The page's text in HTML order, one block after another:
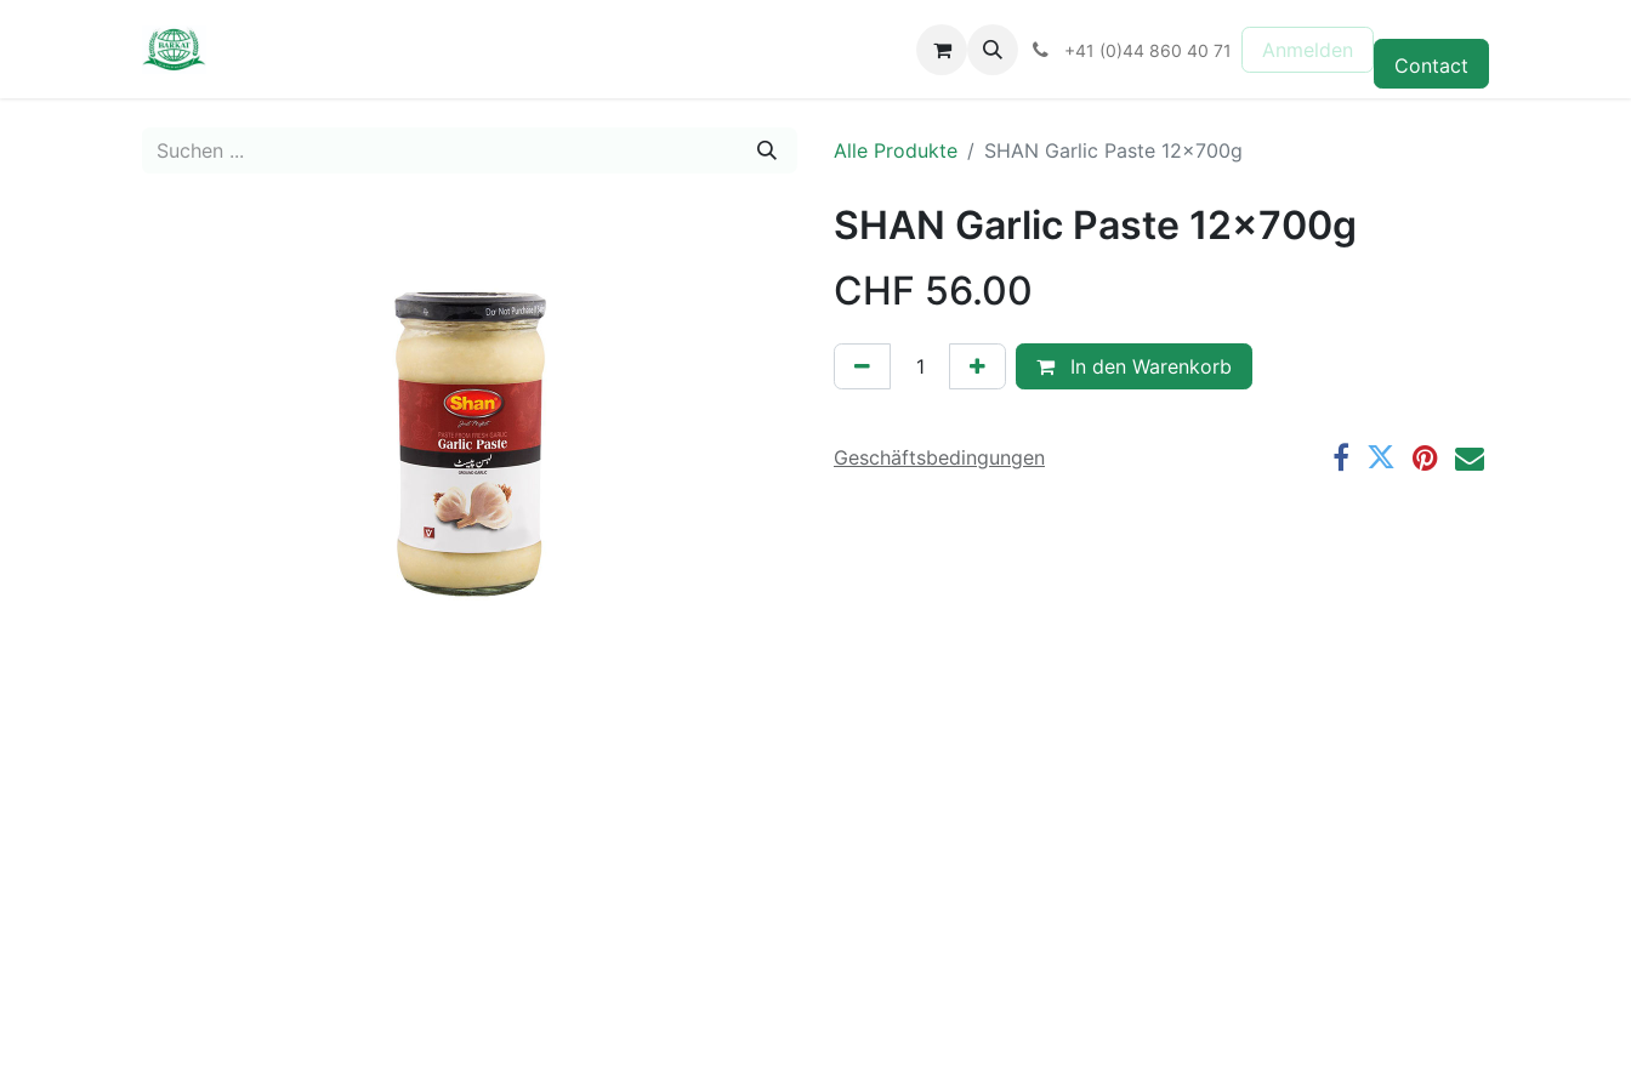
+41 (0)44 860 40 71 Anmelden
Contact
Alle Produkte SHAN Garlic Paste 12x700g
SHAN Garlic Paste 12x700g
CHF 56.00
In den Warenkorb
Geschäftsbedingungen